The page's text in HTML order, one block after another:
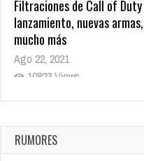
Filtraciones de Call of Duty
lanzamiento, nuevas
mucho más
Ago 22, 2021
10823 Views
La configuración de Call
Ago 8, 2021
10008 Views
RUMORES